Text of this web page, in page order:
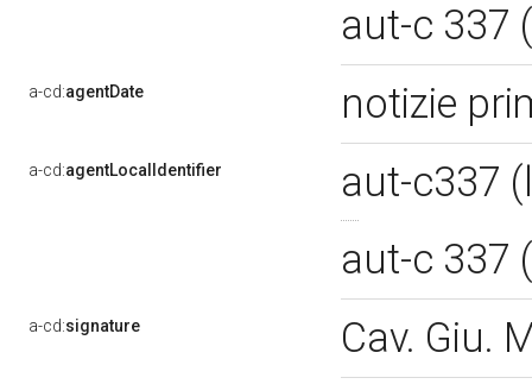
aut-c 337
a-cd:agentDate notizie
a-cd:agentLocalIdentifier
aut-c337
aut-c 337
a-cd:signature Cav. Giu.